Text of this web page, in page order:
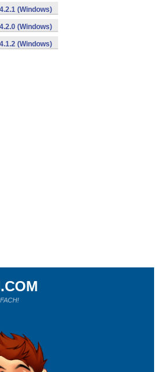
(Windows)
(Windows)
(Windows)